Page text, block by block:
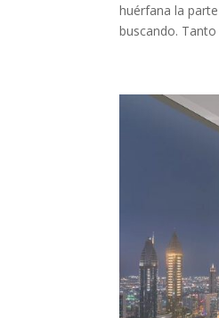
huérfana la
buscando.